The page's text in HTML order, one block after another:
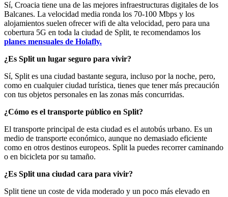
Sí, Croacia tiene una de las mejores infraestructuras digitales de los
Balcanes. La velocidad media ronda los 70-100 Mbps y los
alojamientos suelen ofrecer wifi de alta velocidad, pero para una
cobertura 5G en toda la ciudad de Split, te recomendamos los
planes mensuales de Holafly.
¿Es Split un lugar seguro para vivir?
Sí, Split es una ciudad bastante segura, incluso por la noche, pero,
como en cualquier ciudad turística, tienes que tener más precaución
con tus objetos personales en las zonas más concurridas.
¿Cómo es el transporte público en Split?
El transporte principal de esta ciudad es el autobús urbano. Es un
medio de transporte económico, aunque no demasiado eficiente
como en otros destinos europeos. Split la puedes recorrer caminando
o en bicicleta por su tamaño.
¿Es Split una ciudad cara para vivir?
Split tiene un coste de vida moderado y un poco más elevado en